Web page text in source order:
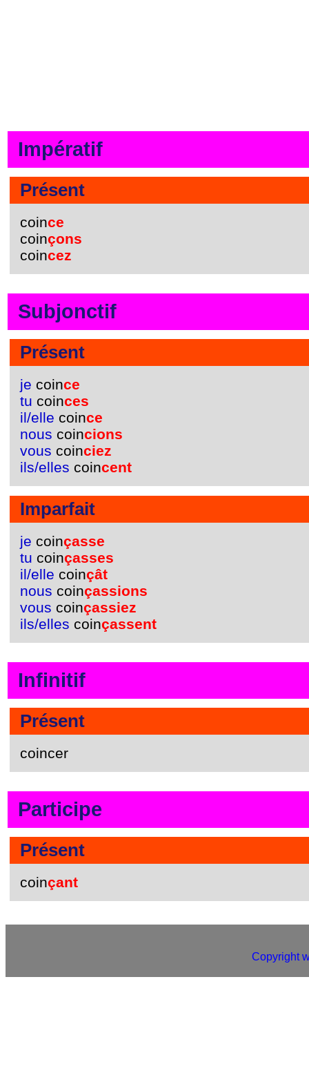
Impératif
Présent
coince
coinçons
coincez
Subjonctif
Présent
je coince
tu coinces
il/elle coince
nous coincions
vous coinciez
ils/elles coincent
Imparfait
je coinçasse
tu coinçasses
il/elle coinçât
nous coinçassions
vous coinçassiez
ils/elles coinçassent
Infinitif
Présent
coincer
Participe
Présent
coinçant
Copyright